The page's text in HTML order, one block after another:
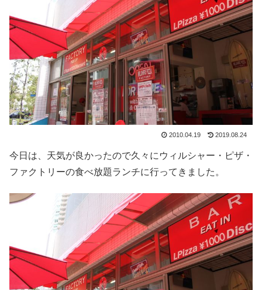
2010.04.19 2019.08.24
今日は、天気が良かったので久々にウィルシャー・ピザ・
ファクトリーの食べ放題ランチに行ってきました。